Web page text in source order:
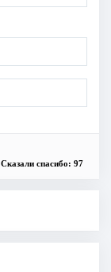
Сказали спасибо: 97